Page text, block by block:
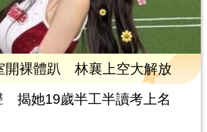
開裸體趴 林襄上空大解放
揭她19歲半工半讀考上名